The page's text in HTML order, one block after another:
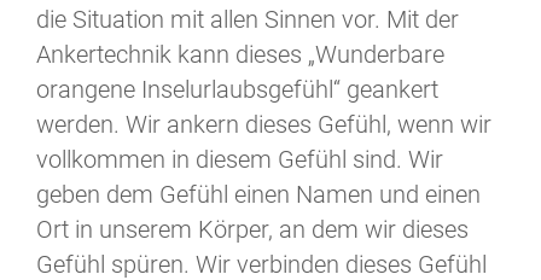
die Situation mit allen Sinnen vor. Mit der
Ankertechnik kann dieses „Wunderbare
orangene Inselurlaubsgefühl“ geankert
werden. Wir ankern dieses Gefühl, wenn wir
vollkommen in diesem Gefühl sind. Wir
geben dem Gefühl einen Namen und einen
Ort in unserem Körper, an dem wir dieses
Gefühl spüren. Wir verbinden dieses Gefühl